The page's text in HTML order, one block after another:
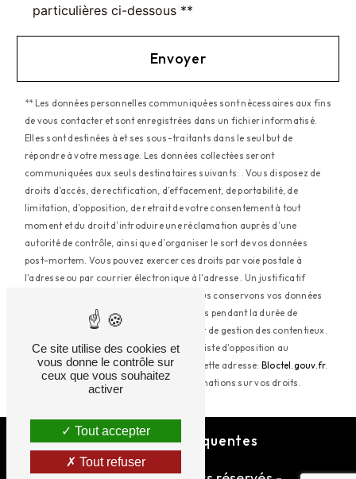
particulières ci-dessous **
Envoyer
** Les données personnelles communiquées sont nécessaires aux fins
de vous contacter et sont enregistrées dans un fichier informatisé.
Elles sont destinées à et ses sous-traitants dans le seul but de
répondre à votre message. Les données collectées seront
communiquées aux seuls destinataires suivants: . Vous disposez de
droits d’accès, de rectification, d’effacement, de portabilité, de
limitation, d’opposition, de retrait de votre consentement à tout
moment et du droit d’introduire une réclamation auprès d’une
autorité de contrôle, ainsi que d’organiser le sort de vos données
post-mortem. Vous pouvez exercer ces droits par voie postale à
l'adresse ou par courrier électronique à l'adresse . Un justificatif
d'identité pourra vous être demandé. Nous conservons vos données
pendant la période de prise de contact puis pendant la durée de
prescription légale aux fins probatoires et de gestion des contentieux.
Vous avez le droit de vous inscrire sur la liste d'opposition au
démarchage téléphonique, disponible à cette adresse: Bloctel.gouv.fr.
Consultez le site cnil.fr pour plus d’informations sur vos droits.
Recherches fréquentes
Ce site utilise des cookies et
vous donne le contrôle sur
ceux que vous souhaitez
activer
Tout accepter
Tout refuser